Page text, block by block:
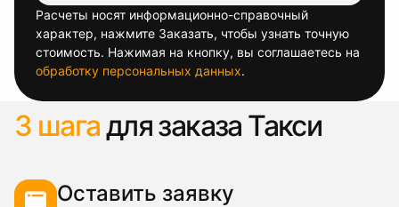
Расчеты носят информационно-справочный
характер, нажмите Заказать, чтобы узнать точную
стоимость. Нажимая на кнопку, вы соглашаетесь на
обработку персональных данных.
3 шагадля заказа Такси
Оставить заявку